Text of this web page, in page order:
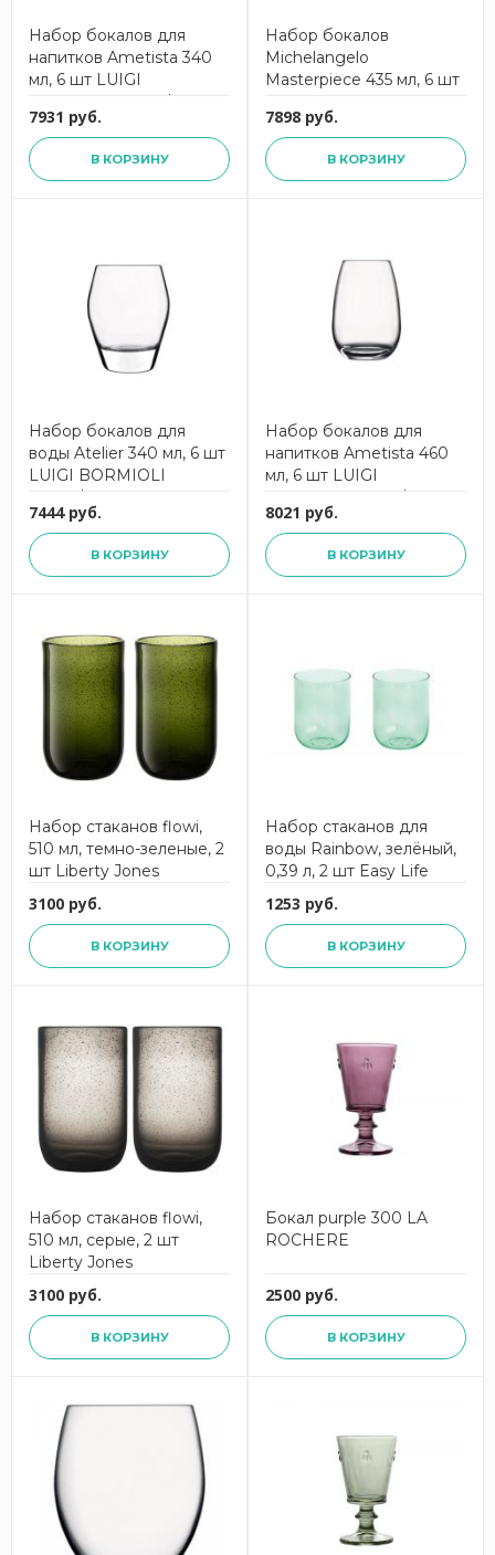
Набор бокалов для
напитков Ametista 340
мл, 6 шт LUIGI
BORMIOLI 10186/07
7931 руб.
В КОРЗИНУ
Набор бокалов
Michelangelo
Masterpiece 435 мл, 6 шт
7898 руб.
В КОРЗИНУ
Набор бокалов для
воды Atelier 340 мл, 6 шт
LUIGI BORMIOLI
10404/02
7444 руб.
В КОРЗИНУ
Набор бокалов для
напитков Ametista 460
мл, 6 шт LUIGI
BORMIOLI 10185/07
8021 руб.
В КОРЗИНУ
Набор стаканов flowi,
510 мл, темно-зеленые, 2
шт Liberty Jones
3100 руб.
В КОРЗИНУ
Набор стаканов для
воды Rainbow, зелёный,
0,39 л, 2 шт Easy Life
1253 руб.
В КОРЗИНУ
Набор стаканов flowi,
510 мл, серые, 2 шт
Liberty Jones
3100 руб.
В КОРЗИНУ
Бокал purple 300 LA
ROCHERE
2500 руб.
В КОРЗИНУ